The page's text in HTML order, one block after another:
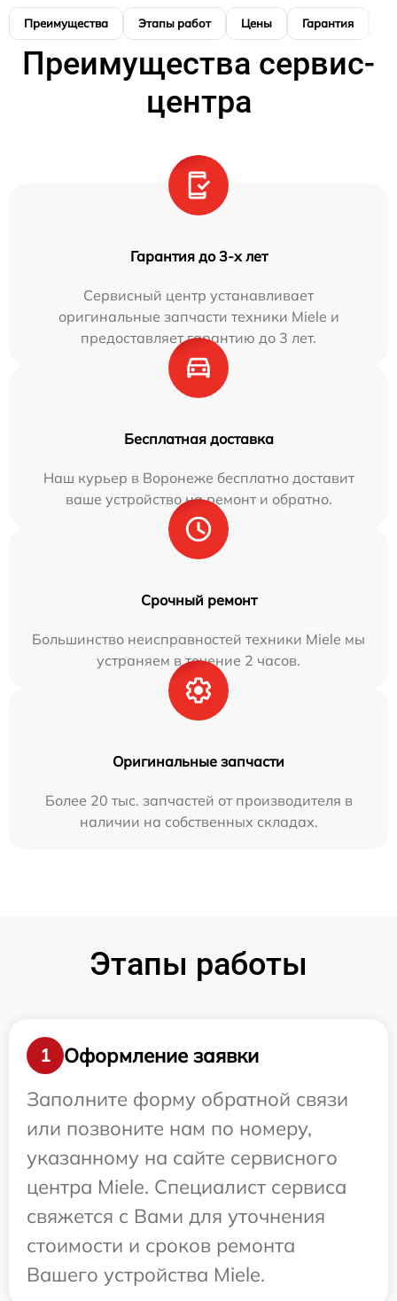
Преимущества Этапы работ Цены Гарантия
Преимущества сервис-
центра
Гарантия до 3-х лет
Сервисный центр устанавливает
оригинальные запчасти техники Miele и
предоставляет гарантию до 3 лет.
Бесплатная доставка
Наш курьер в Воронеже бесплатно доставит
ваше устройство на ремонт и обратно.
Срочный ремонт
Большинство неисправностей техники Miele мы
устраняем в течение 2 часов.
Оригинальные запчасти
Более 20 тыс. запчастей от производителя в
наличии на собственных складах.
Этапы работы
1
Оформление заявки
Заполните форму обратной связи
или позвоните нам по номеру,
указанному на сайте сервисного
центра Miele. Специалист сервиса
свяжется с Вами для уточнения
стоимости и сроков ремонта
Вашего устройства Miele.